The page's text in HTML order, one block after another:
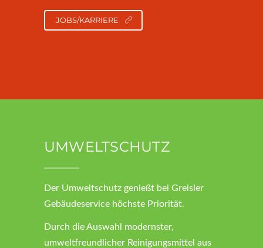
JOBS/KARRIERE
UMWELTSCHUTZ
Der Umweltschutz genießt bei Greisler
Gebäudeservice höchste Priorität.
Durch die Auswahl modernster,
umweltfreundlicher Reinigungsmittel aus